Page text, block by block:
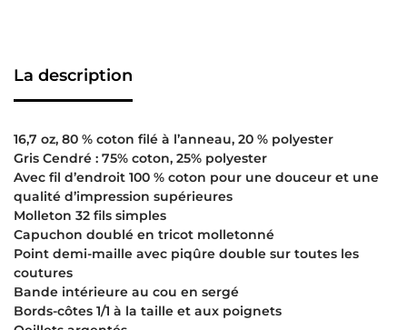
La description
16,7 oz, 80 % coton filé à l’anneau, 20 % polyester
Gris Cendré : 75% coton, 25% polyester
Avec fil d’endroit 100 % coton pour une douceur et une
qualité d’impression supérieures
Molleton 32 fils simples
Capuchon doublé en tricot molletonné
Point demi-maille avec piqûre double sur toutes les
coutures
Bande intérieure au cou en sergé
Bords-côtes 1/1 à la taille et aux poignets